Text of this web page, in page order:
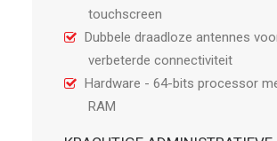
touchscreen
Dubbele draadloze antennes
verbeterde connectiviteit
Hardware - 64-bits processor
RAM